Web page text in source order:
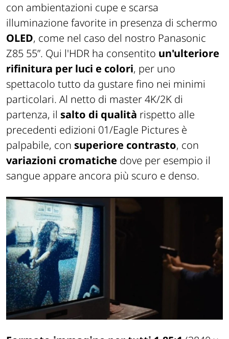
con ambientazioni cupe e scarsa
illuminazione favorite in presenza di schermo
OLED, come nel caso del nostro Panasonic
Z85 55”. Qui l'HDR ha consentito un'ulteriore
rifinitura per luci e colori, per uno
spettacolo tutto da gustare fino nei minimi
particolari. Al netto di master 4K/2K di
partenza, il salto di qualità rispetto alle
precedenti edizioni 01/Eagle Pictures è
palpabile, con superiore contrasto, con
variazioni cromatiche dove per esempio il
sangue appare ancora più scuro e denso.